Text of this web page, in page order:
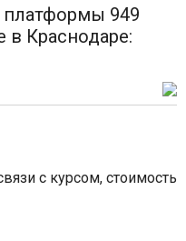
платформы 949
в Краснодаре:
с курсом, стоимость